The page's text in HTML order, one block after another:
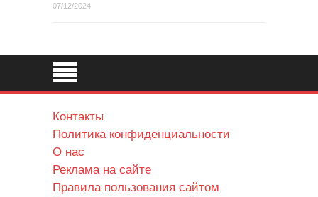
07/12/2024
Контакты
Политика конфиденциальности
О нас
Реклама на сайте
Правила пользования сайтом